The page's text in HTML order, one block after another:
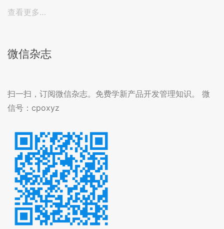
查看更多…
微信杂志
扫一扫，订阅微信杂志。免费学新产品开发管理知识。 微
信号：cpoxyz